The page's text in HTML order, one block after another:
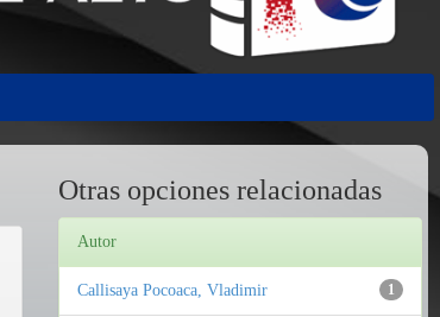
Otras opciones relacionadas
Autor
1
Callisaya Pocoaca, Vladimir